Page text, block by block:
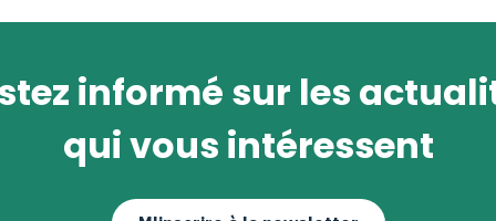
informé sur les
qui vous intéressent